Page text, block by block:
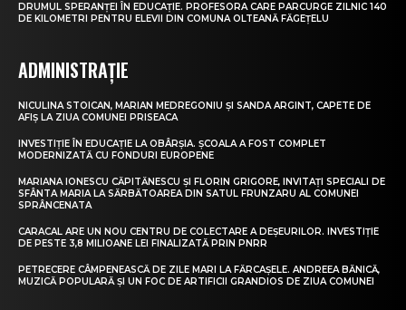
DRUMUL SPERANȚEI ÎN EDUCAȚIE. PROFESORA CARE PARCURGE ZILNIC 140
DE KILOMETRI PENTRU ELEVII DIN COMUNA OLTEANĂ FĂGEȚELU
ADMINISTRAȚIE
NICULINA STOICAN, MARIAN MEDREGONIU ȘI SANDA ARGINT, CAPETE DE
AFIȘ LA ZIUA COMUNEI PRISEACA
INVESTIȚIE ÎN EDUCAȚIE LA OBÂRȘIA. ȘCOALA A FOST COMPLET
MODERNIZATĂ CU FONDURI EUROPENE
MARIANA IONESCU CĂPITĂNESCU ȘI FLORIN GRIGORE, INVITAȚI SPECIALI DE
SFÂNTA MARIA LA SĂRBĂTOAREA DIN SATUL FRUNZARU AL COMUNEI
SPRÂNCENATA
CARACAL ARE UN NOU CENTRU DE COLECTARE A DEȘEURILOR. INVESTIȚIE
DE PESTE 3,8 MILIOANE LEI FINALIZATĂ PRIN PNRR
PETRECERE CÂMPENEASCĂ DE ZILE MARI LA FĂRCAȘELE. ANDREEA BĂNICĂ,
MUZICĂ POPULARĂ ȘI UN FOC DE ARTIFICII GRANDIOS DE ZIUA COMUNEI